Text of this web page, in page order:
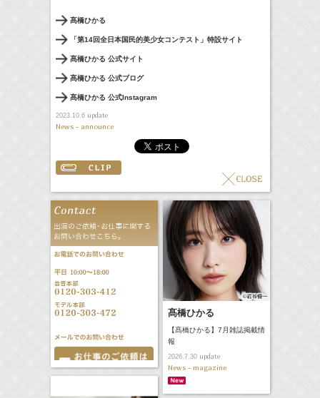
髙橋ひかる
「第14回全日本国民的美少女コンテスト」特設サイト
髙橋ひかる 公式サイト
髙橋ひかる 公式ブログ
髙橋ひかる 公式Instagram
2023.10.6update
News - announce
髙橋ひかる
【髙橋ひかる】7月雑誌掲載情
報
2026.7.30update
News - magazine